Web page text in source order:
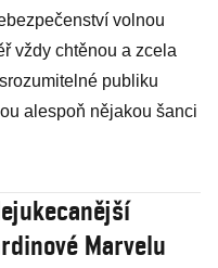
volnou
vždy chtěnou a zcela
publiku
alespoň nějakou šanci
Marvelu